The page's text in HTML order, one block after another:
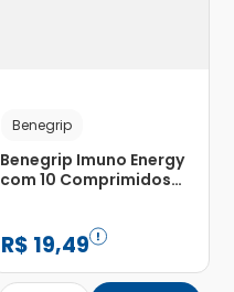
Benegrip
Benegrip Imuno Energy
com 10 Comprimidos
R$ 19,49